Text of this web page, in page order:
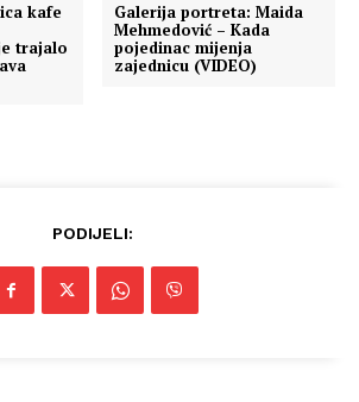
kafe
trajalo
Galerija portreta: Maida
Mehmedović – Kada
pojedinac mijenja
zajednicu (VIDEO)
PODIJELI: